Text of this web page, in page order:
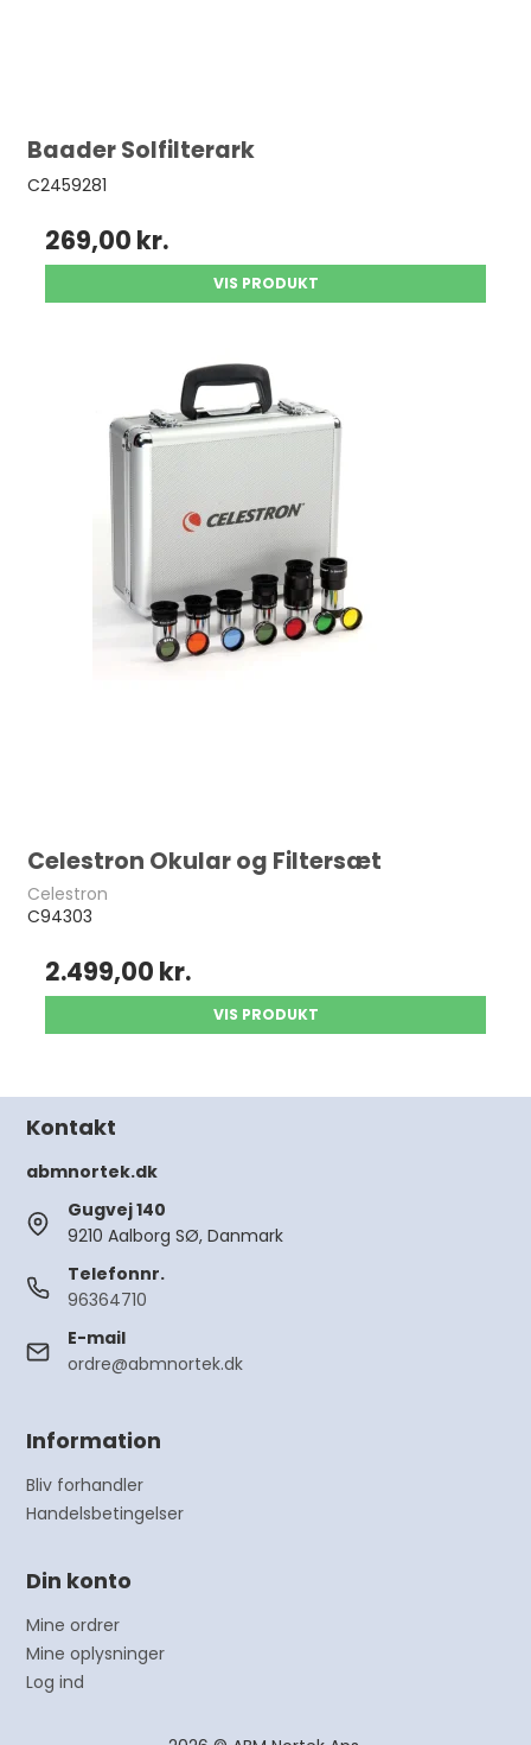
Baader Solfilterark
C2459281
269,00 kr.
VIS PRODUKT
Celestron Okular og Filtersæt
Celestron
C94303
2.499,00 kr.
VIS PRODUKT
Kontakt
abmnortek.dk
Gugvej 140
9210 Aalborg SØ, Danmark
Telefonnr.
96364710
E-mail
ordre@abmnortek.dk
Information
Bliv forhandler
Handelsbetingelser
Din konto
Mine ordrer
Mine oplysninger
Log ind